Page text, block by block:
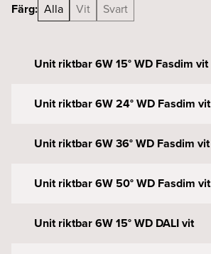
Färg: Alla Vit Svart
Unit riktbar 6W 15° WD Fasdim vit
Unit riktbar 6W 24° WD Fasdim vit
Unit riktbar 6W 36° WD Fasdim vit
Unit riktbar 6W 50° WD Fasdim vit
Unit riktbar 6W 15° WD DALI vit